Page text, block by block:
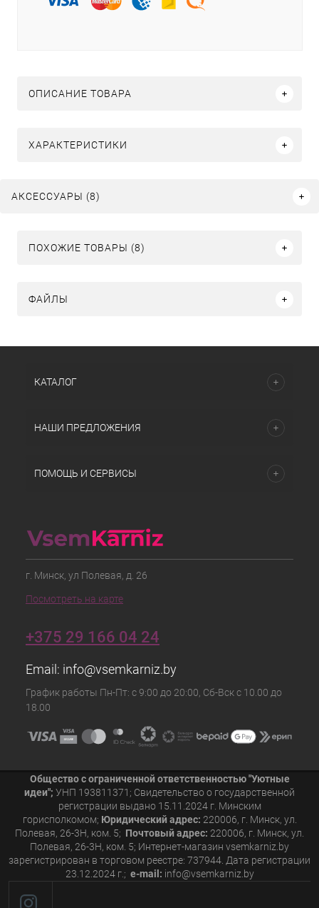
ОПИСАНИЕ ТОВАРА
ХАРАКТЕРИСТИКИ
АКСЕССУАРЫ (8)
ПОХОЖИЕ ТОВАРЫ (8)
ФАЙЛЫ
КАТАЛОГ
НАШИ ПРЕДЛОЖЕНИЯ
ПОМОЩЬ И СЕРВИСЫ
г. Минск, ул Полевая, д. 26
Посмотреть на карте
+375 29 166 04 24
Email: info@vsemkarniz.by
График работы Пн-Пт: с 9:00 до 20:00, Сб-Вск с 10.00 до
18.00
Общество с ограниченной ответственностью "Уютные
идеи"; УНП 193811371; Свидетельство о государственной
регистрации выдано 15.11.2024 г. Минским
горисполкомом; Юридический адрес: 220006, г. Минск, ул.
Полевая, 26-3Н, ком. 5; Почтовый адрес: 220006, г. Минск, ул.
Полевая, 26-3Н, ком. 5; Интернет-магазин vsemkarniz.by
зарегистрирован в торговом реестре: 737944. Дата регистрации
23.12.2024 г.; e-mail: info@vsemkarniz.by